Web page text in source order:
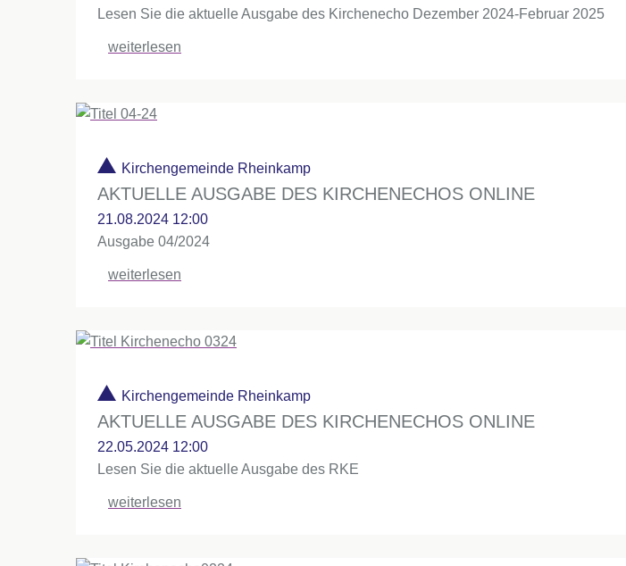
Lesen Sie die aktuelle Ausgabe des Kirchenecho Dezember 2024-Februar 2025
weiterlesen
Kirchengemeinde Rheinkamp
AKTUELLE AUSGABE DES KIRCHENECHOS ONLINE
21.08.2024 12:00
Ausgabe 04/2024
weiterlesen
Kirchengemeinde Rheinkamp
AKTUELLE AUSGABE DES KIRCHENECHOS ONLINE
22.05.2024 12:00
Lesen Sie die aktuelle Ausgabe des RKE
weiterlesen